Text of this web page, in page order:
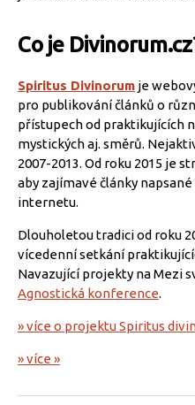
Co je
Spiritus Divinorum je
pro publikování článků o
přístupech od praktikujících
mystických aj. směrů.
2007-2013. Od roku 2015 je
aby zajímavé články
internetu.
Dlouholetou tradici od roku
vícedenní setkání
Navazující projekty na Mezi
Agnostická konference.
» více o projektu Spiritus
» více »